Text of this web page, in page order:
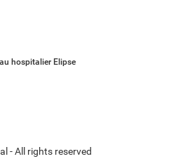
hospitalier Elipse
- All rights reserved